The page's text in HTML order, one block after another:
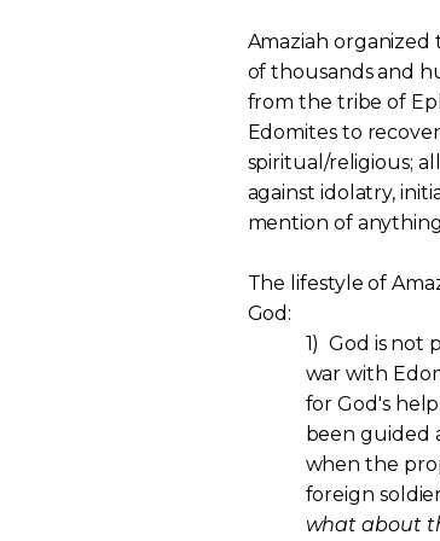
Amaziah organized
of thousands and
from the tribe of
Edomites to
spiritual/religious;
against idolatry,
mention of
The lifestyle of
God:
1) God is not
war with
for God's
been guided
when the
foreign
what about